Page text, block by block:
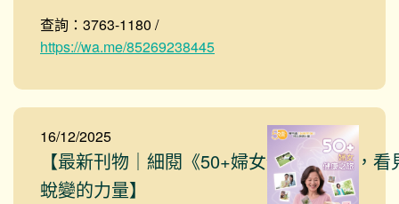
查詢：3763-1180 /
https://wa.me/85269238445
16/12/2025
【最新刊物｜細閱《50+婦女健康之旅》，看
蛻變的力量】